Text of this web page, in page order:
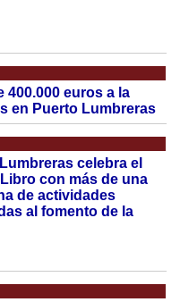
400.000 euros a la
en Puerto Lumbreras
celebra el
Libro con más de una
de actividades
al fomento de la